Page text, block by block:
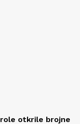
otkrile brojne